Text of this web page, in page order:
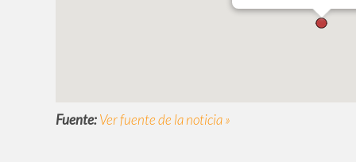
Fuente:Ver fuente de la noticia »